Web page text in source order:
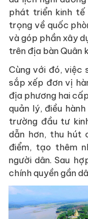
phát triển kinh
trọng về quốc
và góp phần xây
trên địa bàn Quân
Cùng với đó, việc
sắp xếp đơn vị
địa phương hai
quản lý, điều
trường đầu tư
dẫn hơn, thu hút
điểm, tạo thêm
người dân. Sau
chính quyền gần